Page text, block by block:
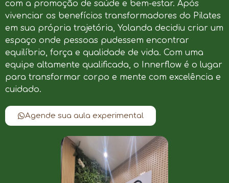
com a promoção de saúde e bem-estar. Após
vivenciar os benefícios transformadores do Pilates
em sua própria trajetória, Yolanda decidiu criar um
espaço onde pessoas pudessem encontrar
equilíbrio, força e qualidade de vida. Com uma
equipe altamente qualificada, o Innerflow é o lugar
para transformar corpo e mente com excelência e
cuidado.
Agende sua aula experimental